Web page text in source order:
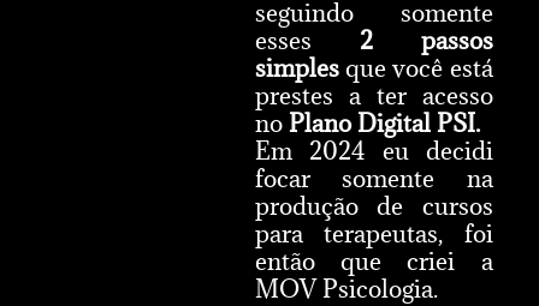
seguindo somente
esses 2 passos
simplesque você está
prestes a ter acesso
noPlano Digital PSI.
Em 2024 eu decidi
focar somente na
produção de cursos
para terapeutas, foi
então que criei a
MOV Psicologia.